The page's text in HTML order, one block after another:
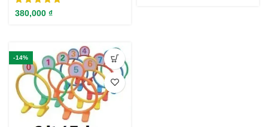
380,000 ₫
-14%